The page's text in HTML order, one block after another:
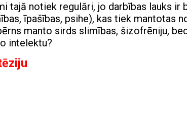
tajā notiek regulāri, jo darbības lauks ir
īpašības, psihe), kas tiek mantotas
manto sirds slimības, šizofrēniju,
intelektu?